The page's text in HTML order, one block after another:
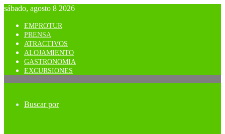
sábado, agosto 8 2026
EMPROTUR
PRENSA
ATRACTIVOS
ALOJAMIENTO
GASTRONOMIA
EXCURSIONES
Buscar por